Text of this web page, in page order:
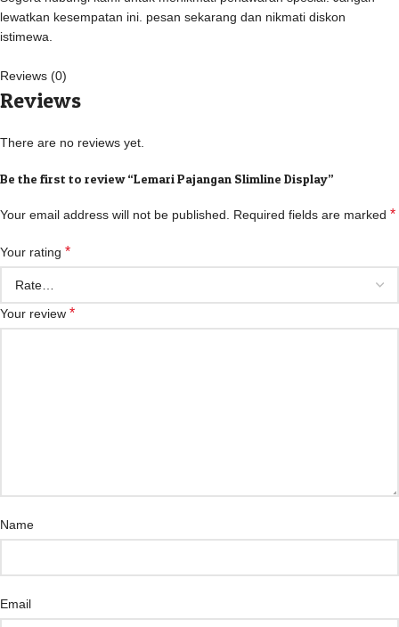
lewatkan kesempatan ini. pesan sekarang dan nikmati diskon
istimewa.
Reviews (0)
Reviews
There are no reviews yet.
Be the first to review “Lemari Pajangan Slimline Display”
Your email address will not be published. Required fields are marked *
Your rating *
Your review *
Name
Email